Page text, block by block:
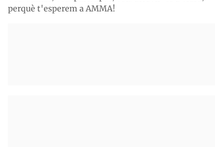
perquè t'esperem a AMMA!